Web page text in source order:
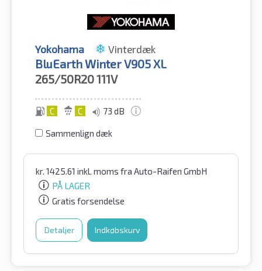
Yokohama Vinterdæk
BluEarth Winter V905 XL
265/50R20111V
C C 73 dB
Sammenlign dæk
kr. 1425.61 inkl. moms fra Auto-Raifen GmbH
PÅ LAGER
Gratis forsendelse
Detaljer Indkøbskurv